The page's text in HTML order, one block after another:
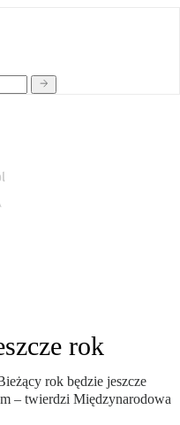
rok
rok będzie jeszcze
– twierdzi Międzynarodowa